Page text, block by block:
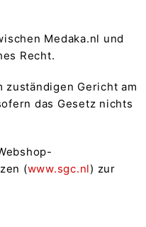
Medaka.nl und
Recht.
zuständigen Gericht am
das Gesetz nichts
(www.sgc.nl) zur